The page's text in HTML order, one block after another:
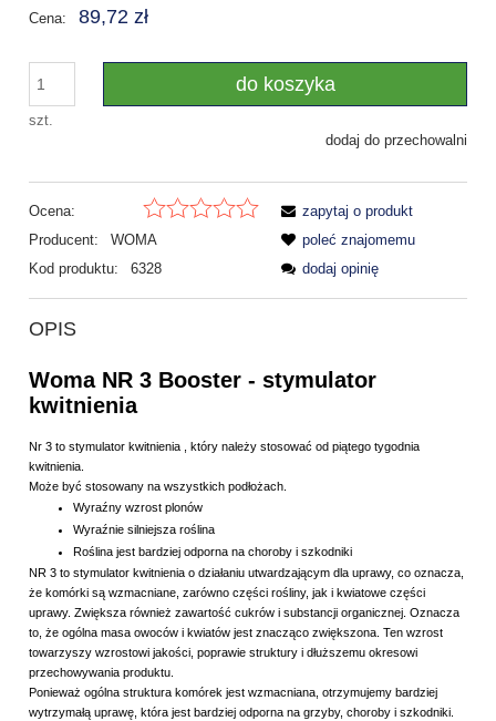
Cena: 89,72 zł
szt.
do koszyka
dodaj do przechowalni
Ocena:
Producent:
WOMA
Kod produktu:
6328
zapytaj o produkt
poleć znajomemu
dodaj opinię
OPIS
Woma NR 3 Booster - stymulator
kwitnienia
Nr 3 to stymulator kwitnienia , który należy stosować od piątego tygodnia
kwitnienia.
Może być stosowany na wszystkich podłożach.
Wyraźny wzrost plonów
Wyraźnie silniejsza roślina
Roślina jest bardziej odporna na choroby i szkodniki
NR 3 to stymulator kwitnienia o działaniu utwardzającym dla uprawy, co oznacza,
że komórki są wzmacniane, zarówno części rośliny, jak i kwiatowe części
uprawy. Zwiększa również zawartość cukrów i substancji organicznej. Oznacza
to, że ogólna masa owoców i kwiatów jest znacząco zwiększona. Ten wzrost
towarzyszy wzrostowi jakości, poprawie struktury i dłuższemu okresowi
przechowywania produktu.
Ponieważ ogólna struktura komórek jest wzmacniana, otrzymujemy bardziej
wytrzymałą uprawę, która jest bardziej odporna na grzyby, choroby i szkodniki.